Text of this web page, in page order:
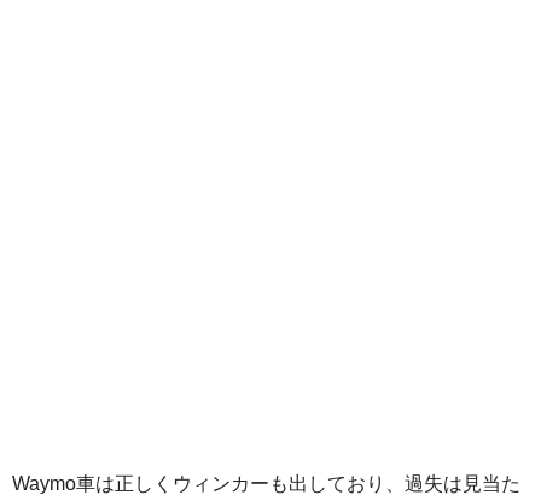
Waymo車は正しくウィンカーも出しており、過失は見当た